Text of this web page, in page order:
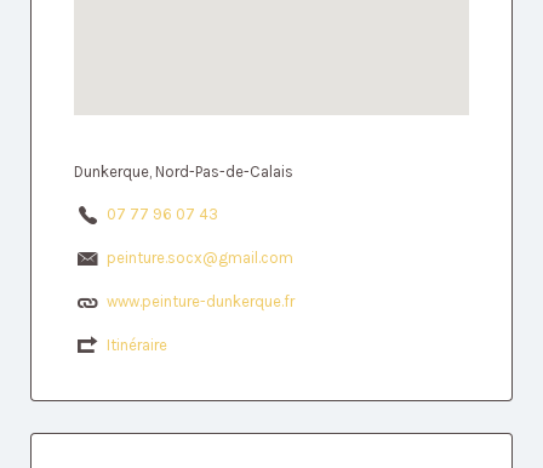
Dunkerque, Nord-Pas-de-Calais
07 77 96 07 43
peinture.socx@gmail.com
www.peinture-dunkerque.fr
Itinéraire